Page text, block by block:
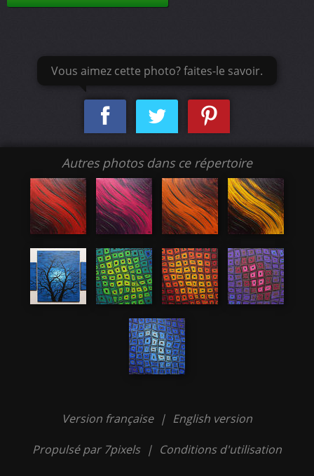
Vous aimez cette photo? faites-le savoir.
Autres photos dans ce répertoire
Version française | English version
Propulsé par 7pixels | Conditions d'utilisation